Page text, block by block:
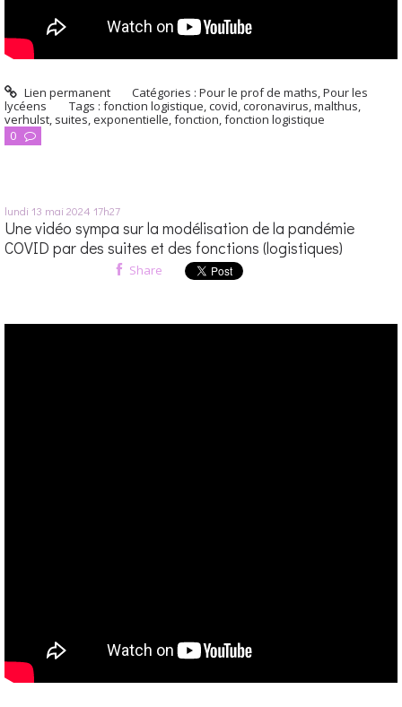
Lien permanent Catégories :Pour le prof de maths,Pour les
lycéens
Tags : fonction logistique,covid,coronavirus,malthus,
verhulst, suites,exponentielle,fonction,fonction logistique
0
lundi 13 mai 2024 17h27
Une vidéo sympa sur la modélisation de la pandémie
COVID par des suites et des fonctions (logistiques)
Share